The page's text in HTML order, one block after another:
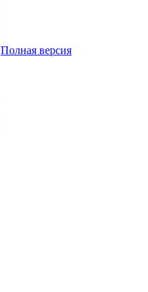
Полная версия